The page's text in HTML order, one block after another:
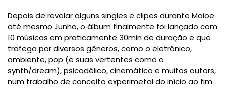
Depois de revelar alguns singles e clipes durante Maioe
até mesmo Junho, o álbum finalmente foi lançado com
10 músicas em praticamente 30min de duração e que
trafega por diversos gêneros, como o eletrônico,
ambiente, pop (e suas vertentes como o
synth/dream), psicodélico, cinemático e muitos outors,
num trabalho de conceito experimetal do início ao fim.